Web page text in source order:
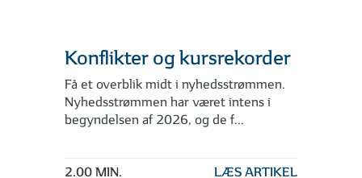
Konflikter og kursrekorder
Få et overblik midt i nyhedsstrømmen.
Nyhedsstrømmen har været intens i
begyndelsen af 2026, og de f...
2.00 MIN. LÆS ARTIKEL